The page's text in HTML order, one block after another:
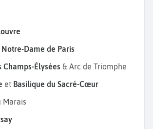
Dame de Paris
Champs-Élysées & Arc de Triomphe
et Basilique du Sacré-Cœur
Marais